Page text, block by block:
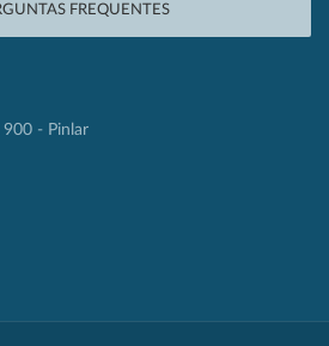
FREQUENTES
900 - Pinlar